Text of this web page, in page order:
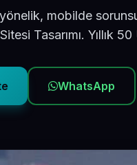
mobilde
Tasarımı. Yıllık
WhatsApp